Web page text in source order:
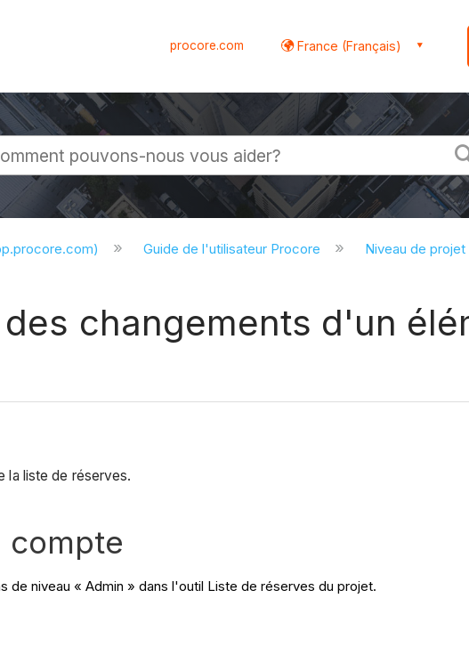
procore.com France (Français)
globale Guide de l'utilisateur Procore Niveau de projet
changements d'un
la liste de réserves.
compte
de niveau « Admin » dans l'outil Liste de réserves du projet.